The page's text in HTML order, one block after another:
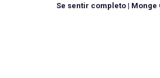
Next
Se sentir completo | Monge